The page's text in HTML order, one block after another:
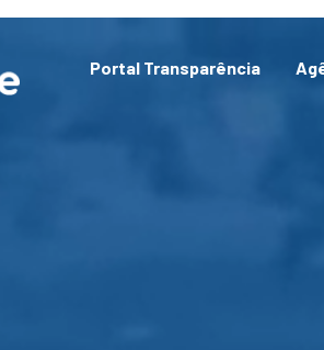
Portal Transparência